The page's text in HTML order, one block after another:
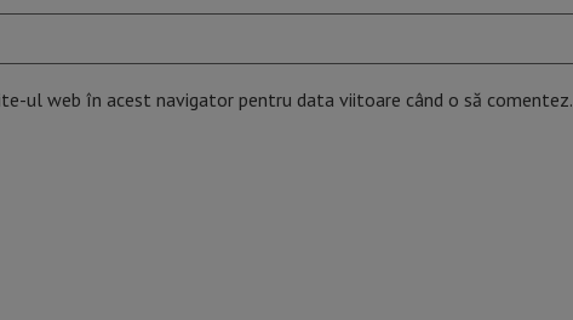
ul web în acest navigator pentru data viitoare când o să comentez.